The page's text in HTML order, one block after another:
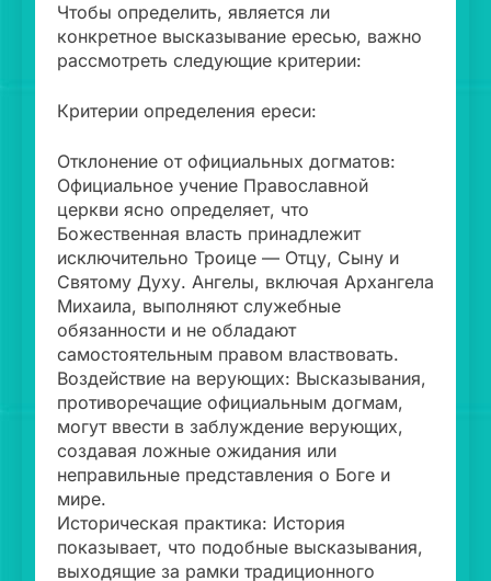
Чтобы определить, является ли
конкретное высказывание ересью, важно
рассмотреть следующие критерии:
Критерии определения ереси:
Отклонение от официальных догматов:
Официальное учение Православной
церкви ясно определяет, что
Божественная власть принадлежит
исключительно Троице — Отцу, Сыну и
Святому Духу. Ангелы, включая Архангела
Михаила, выполняют служебные
обязанности и не обладают
самостоятельным правом властвовать.
Воздействие на верующих: Высказывания,
противоречащие официальным догмам,
могут ввести в заблуждение верующих,
создавая ложные ожидания или
неправильные представления о Боге и
мире.
Историческая практика: История
показывает, что подобные высказывания,
выходящие за рамки традиционного